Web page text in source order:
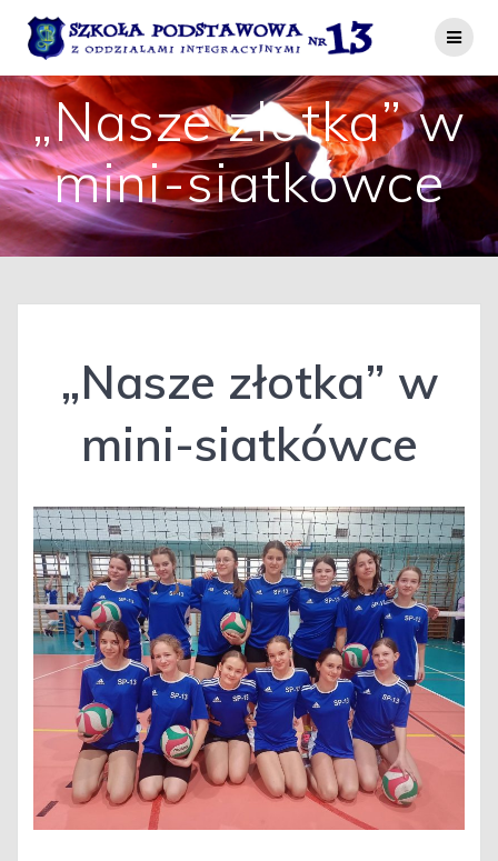
do
treści
„Nasze złotka” w
mini-siatkówce
„Nasze złotka” w
mini-siatkówce